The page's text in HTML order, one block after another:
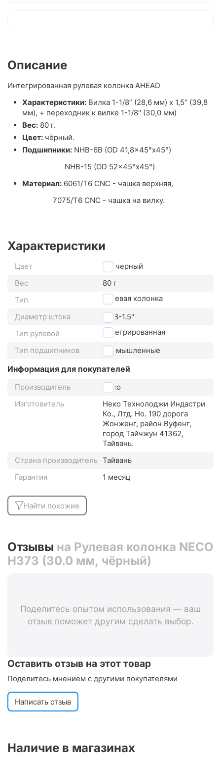
Описание
Интегрированная рулевая колонка AHEAD
Характеристики: Вилка 1-1/8” (28,6 мм) х 1,5” (39,8
мм), + переходник к вилке 1-1/8" (30,0 мм)
Вес: 80 г.
Цвет: чёрный.
Подшипники: NHB-6B (OD 41,8×45°x45°)
NHB-15 (OD 52×45°x45°)
Материал: 6061/T6 CNC - чашка верхняя,
7075/T6 CNC - чашка на вилку.
Характеристики
Цвет
черный
Вес
80 г
Тип
рулевая колонка
Диаметр штока
1 1/8-1.5"
Тип рулевой
интегрированная
Тип подшипников
промышленные
Информация для покупателей
Производитель
Neco
Изготовитель
Неко Технолоджи Индастри
Ко., Лтд. Но. 190 дорога
Жонженг, район Вуфенг,
город Тайчжун 41362,
Тайвань.
Страна производитель Тайвань
Гарантия
1 месяц
Найти похожие
Отзывы на Рулевая колонка NECO
H373 (30.0 мм, чёрный)
Поделитесь опытом использования — ваш
отзыв поможет другим сделать выбор.
Оставить отзыв на этот товар
Поделитесь мнением с другими покупателями
Написать отзыв
Наличие в магазинах